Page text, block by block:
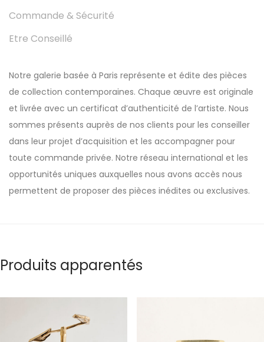
Commande & Sécurité
Etre Conseillé
Notre galerie basée à Paris représente et édite des pièces
de collection contemporaines. Chaque œuvre est originale
et livrée avec un certificat d’authenticité de l’artiste. Nous
sommes présents auprès de nos clients pour les conseiller
dans leur projet d’acquisition et les accompagner pour
toute commande privée. Notre réseau international et les
opportunités uniques auxquelles nous avons accès nous
permettent de proposer des pièces inédites ou exclusives.
Produits apparentés